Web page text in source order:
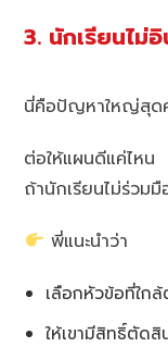
3. นักเรียนไม่
นี่คือปัญหาใหญ่สุด
ต่อให้แผนดีแค่ไหน
ถ้านักเรียนไม่ร่วม
พี่แนะนำว่า
เลือกหัวข้อที่ใก
ให้เขามีสิทธิ์ตัดสิ